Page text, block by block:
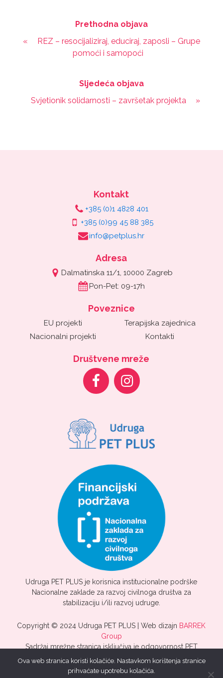
Prethodna objava
«
REZ – resocijaliziraj, educiraj, zaposli – Grupe
pomoći i samopoći
Sljedeća objava
Svjetionik solidarnosti – završetak projekta
»
Kontakt
+385 (0)1 4828 401
+385 (0)99 45 88 385
info@petplus.hr
Adresa
Dalmatinska 11/1, 10000 Zagreb
Pon-Pet: 09-17h
Poveznice
EU projekti
Nacionalni projekti
Terapijska zajednica
Kontakti
Društvene mreže
Udruga PET PLUS je korisnica institucionalne podrške
Nacionalne zaklade za razvoj civilnoga društva za
stabilizaciju i/ili razvoj udruge.
Copyright © 2024 Udruga PET PLUS | Web dizajn BARREK
Group
Sadržaj mrežne stranica isključiva je odgovornost PET
PLUS.
Ova web stranica koristi kolačiće. Nastavkom korištenja stranice
prihvaćate upotrebu kolačića.